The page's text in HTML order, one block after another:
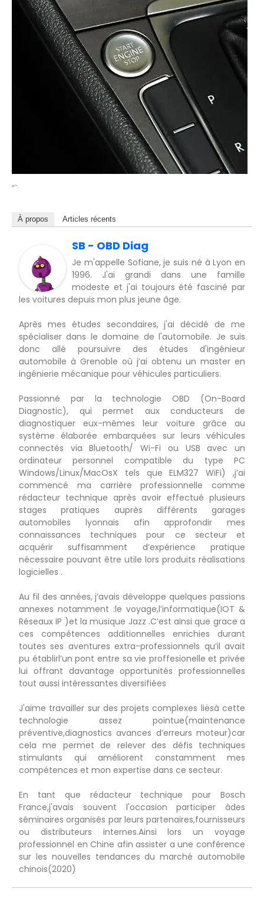
“`
À propos Articles récents
SB - OBD Diag
Je m'appelle Sofiane, je suis né à Lyon en
1996. J'ai grandi dans une famille
modeste et j'ai toujours été fasciné par
les voitures depuis mon plus jeune âge.
Après mes études secondaires, j'ai décidé de me
spécialiser dans le domaine de l'automobile. Je suis
donc allé poursuivre des études d'ingénieur
automobile à Grenoble où j’ai obtenu un master en
ingénierie mécanique pour véhicules particuliers.
Passionné par la technologie OBD (On-Board
Diagnostic), qui permet aux conducteurs de
diagnostiquer eux-mêmes leur voiture grâce au
système élaborée embarquées sur leurs véhicules
connectés via Bluetooth/ Wi-Fi ou USB avec un
ordinateur personnel compatible du type PC
Windows/Linux/MacOsX tels que ELM327 WiFi) ,j’ai
commencé ma carrière professionnelle comme
rédacteur technique après avoir effectué plusieurs
stages pratiques auprès différents garages
automobiles lyonnais afin approfondir mes
connaissances techniques pour ce secteur et
acquérir suffisamment d’expérience pratique
nécessaire pouvant être utile lors produits réalisations
logicielles .
Au fil des années, j’avais développe quelques passions
annexes notamment :le voyage,l’informatique(IOT &
Réseaux IP )et la musique Jazz .C’est ainsi que grace a
ces compétences additionnelles enrichies durant
toutes ses aventures extra-professionnels qu’il avait
pu établirl’un pont entre sa vie proffesionelle et privée
lui offrant davantage opportunités professionnelles
tout aussi intéressantes diversifiées
J'aime travailler sur des projets complexes liësà cette
technologie assez pointue(maintenance
préventive,diagnostics avances d’erreurs moteur)car
cela me permet de relever des défis techniques
stimulants qui améliorent constamment mes
compétences et mon expertise dans ce secteur.
En tant que rédacteur technique pour Bosch
France,j'avais souvent l'occasion participer àdes
séminaires organisés par leurs partenaires,fournisseurs
ou distributeurs internes.Ainsi lors un voyage
professionnel en Chine afin assister a une conférence
sur les nouvelles tendances du marché automobile
chinois(2020)